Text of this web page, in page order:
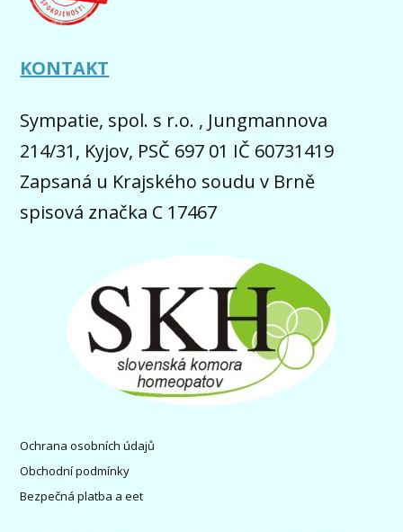
KONTAKT
Sympatie, spol. s r.o. , Jungmannova
214/31, Kyjov, PSČ 697 01 IČ 60731419
Zapsaná u Krajského soudu v Brně
spisová značka C 17467
Ochrana osobních údajů
Obchodní podmínky
Bezpečná platba a eet